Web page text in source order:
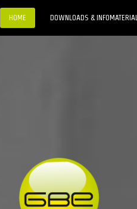
HOME DOWNLOADS & INFOMATERIAL